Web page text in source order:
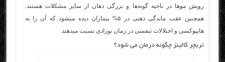
رویش موها در ناحیه گونه­‌ها و بزرگی دهان از سایر مشکلات هستند.
همچنین عقب ماندگی ذهنی در ۵% بیماران دیده می­شود که آن را به
هایپوکسی و اختلالات تنفسی در زمان نوزادی نسبت می­دهند.
تریچر کالینز چگونه درمان می شود؟